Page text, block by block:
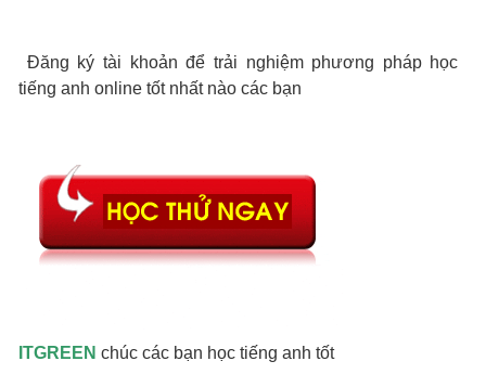
Đăng ký tài khoản để trải nghiệm phương pháp học
tiếng anh online tốt nhất nào các bạn
ITGREEN chúc các bạn học tiếng anh tốt